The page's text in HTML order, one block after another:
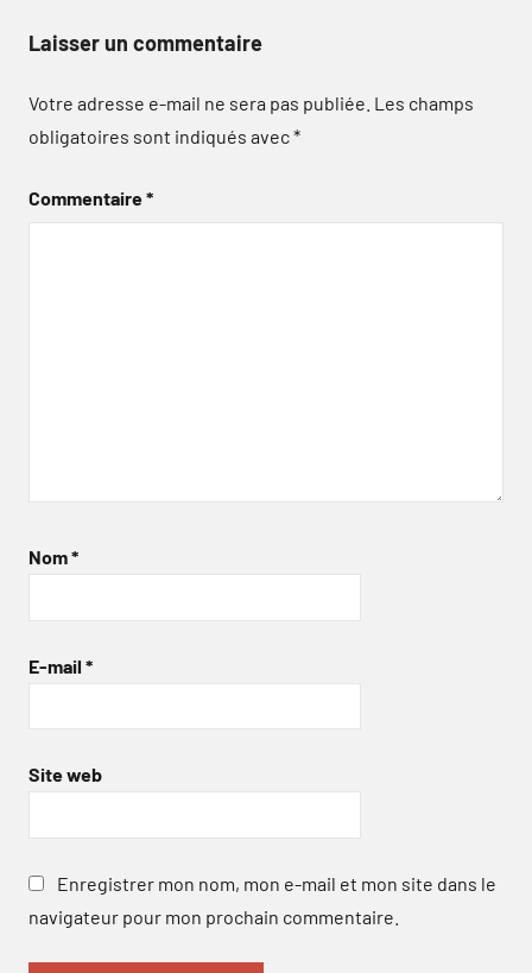
Laisser un commentaire
Votre adresse e-mail ne sera pas publiée. Les champs
obligatoires sont indiqués avec*
Commentaire*
Nom*
E-mail *
Site web
Enregistrer mon nom, mon e-mail et mon site dans le
navigateur pour mon prochain commentaire.